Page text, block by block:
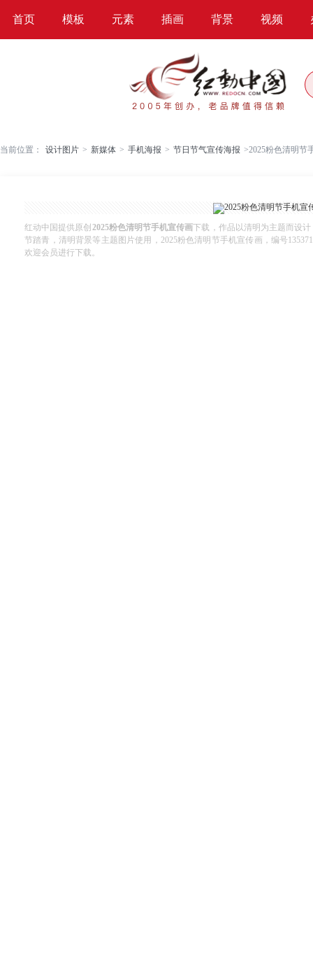
首页 模板 元素 插画 背景 视频
当前位置： 设计图片 > 新媒体 > 手机海报 > 节日节气宣传海报 >2025粉色清明节
红动中国提供原创 2025粉色清明节手机宣传画下载，作品以清明为主题而设
节踏青，清明背景等主题图片使用，2025粉色清明节手机宣传画，编号
欢迎会员进行下载。